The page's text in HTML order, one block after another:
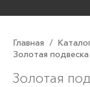
Главная /
Золотая
Золотая